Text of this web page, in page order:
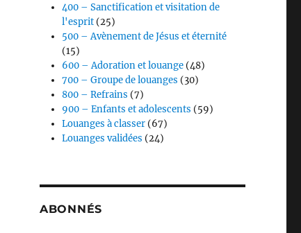
400 – Sanctification et visitation de
l'esprit (25)
500 – Avènement de Jésus et éternité
(15)
600 – Adoration et louange (48)
700 – Groupe de louanges (30)
800 – Refrains (7)
900 – Enfants et adolescents (59)
Louanges à classer (67)
Louanges validées (24)
ABONNÉS